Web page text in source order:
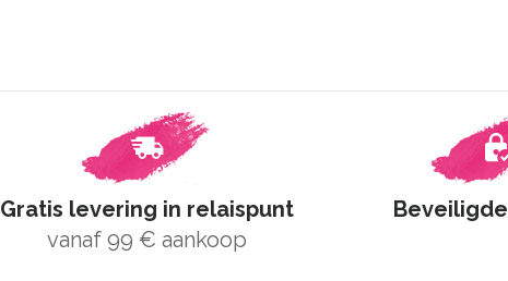
Gratis levering in relaispunt
vanaf 99 € aankoop
Beveiligde